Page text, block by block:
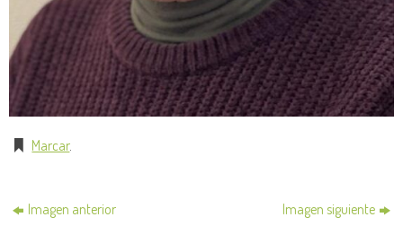
Marcar.
Imagen anterior Imagen siguiente